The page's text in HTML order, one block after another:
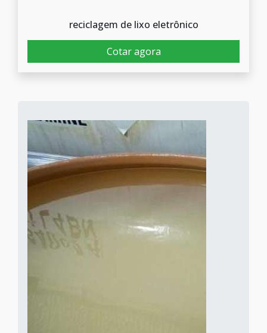
reciclagem de lixo eletrônico
Cotar agora